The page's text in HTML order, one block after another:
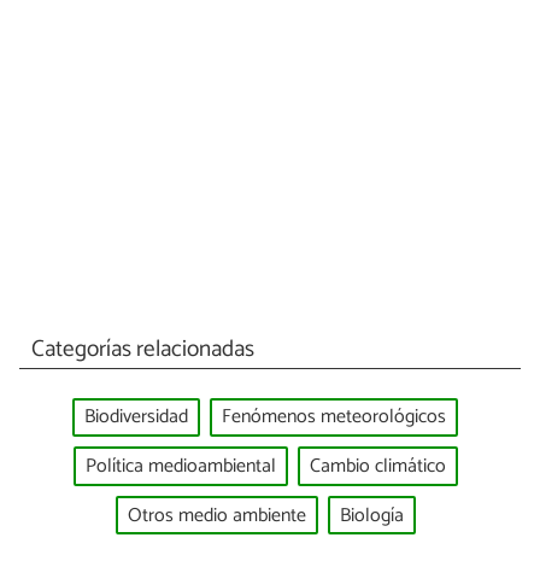
Categorías relacionadas
Biodiversidad
Fenómenos meteorológicos
Política medioambiental
Cambio climático
Otros medio ambiente
Biología